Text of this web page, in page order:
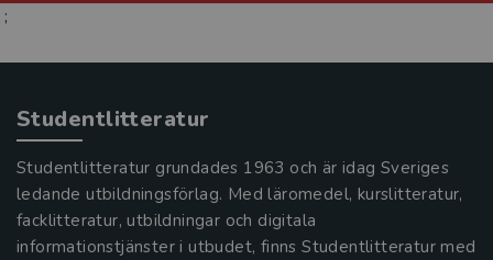
;
Studentlitteratur
Studentlitteratur grundades 1963 och är idag Sveriges
ledande utbildningsförlag. Med läromedel, kurslitteratur,
facklitteratur, utbildningar och digitala
informationstjänster i utbudet, finns Studentlitteratur med